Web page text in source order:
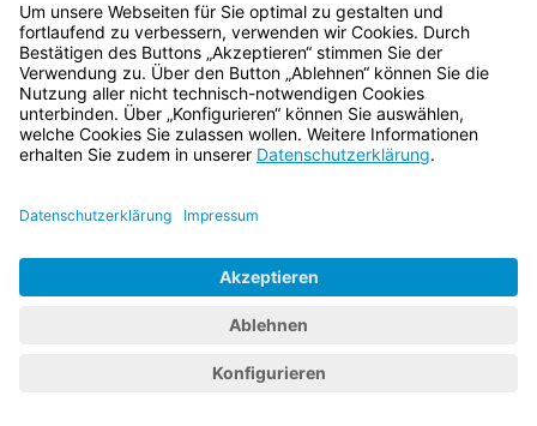
dem beamtenrechtlichen Nebentätigkeitsrecht.
(3)1Die wählbaren Bürgerinnen und Bürger jener
Gemeinden, Landkreise und Bezirke, die
Verbandsmitglieder sind, können die Übernahme oder die
weitere Ausübung des Amts einer Verbandsrätin oder eines
Verbandsrats nur aus wichtigen Gründen ablehnen.2Als
wichtiger Grund ist es insbesondere anzusehen, wenn die
Familienverhältnisse, ihren Gesundheitszustand oder
Übernahme oder weiteren Ausübung des Amts verhindert
Ob ein wichtiger Grund vorliegt, entscheidet die
Gebietskörperschaft, die die Verbandsrätin oder den
Verbandsrat bestellt.